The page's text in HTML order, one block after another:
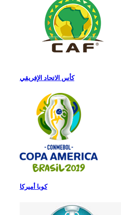
كأس الاتحاد الإفريقي
كوبا أميركا